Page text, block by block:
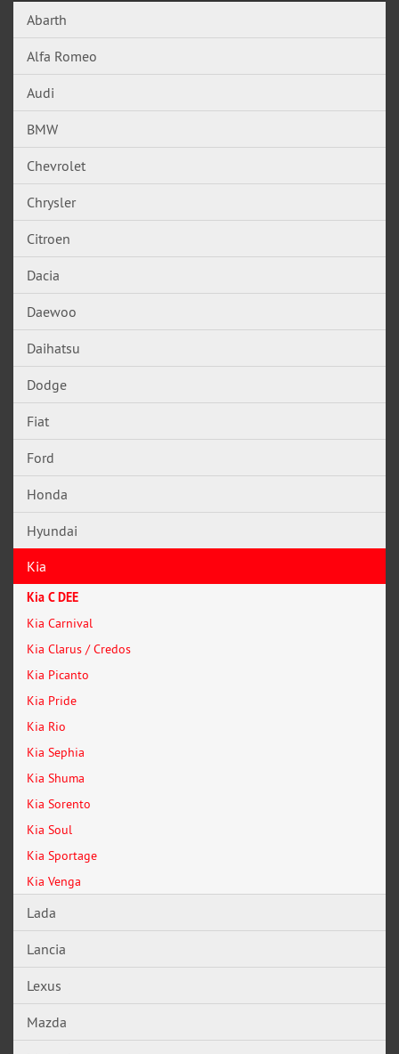
Abarth
Alfa Romeo
Audi
BMW
Chevrolet
Chrysler
Citroen
Dacia
Daewoo
Daihatsu
Dodge
Fiat
Ford
Honda
Hyundai
Kia
Kia C DEE
Kia Carnival
Kia Clarus / Credos
Kia Picanto
Kia Pride
Kia Rio
Kia Sephia
Kia Shuma
Kia Sorento
Kia Soul
Kia Sportage
Kia Venga
Lada
Lancia
Lexus
Mazda